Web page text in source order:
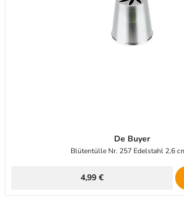
De Buyer
Blütentülle Nr. 257 Edelstahl 2,6
4,99 €